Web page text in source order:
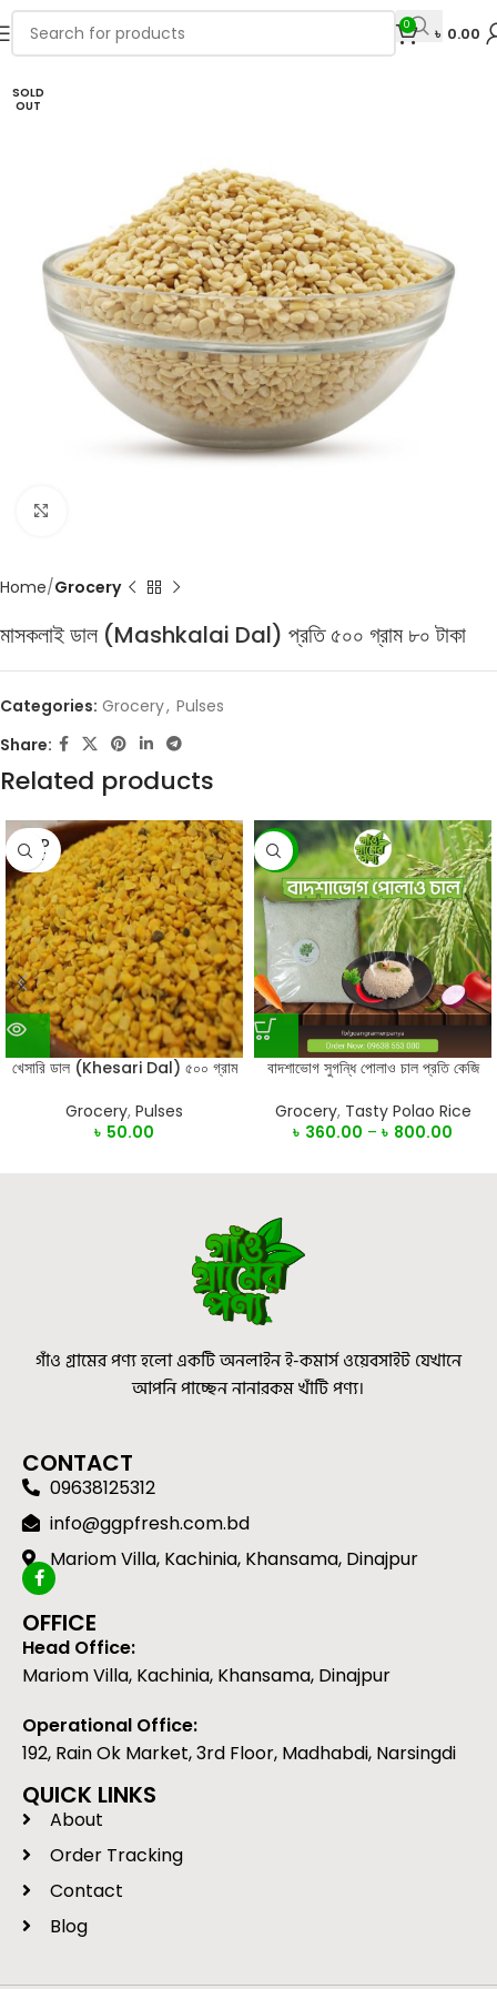
0 ৳ 0.00
SOLD
OUT
Home Grocery
মাসকলাই ডাল (Mashkalai Dal) প্রতি ৫০০ গ্রাম ৮০ টাকা
Categories: Grocery, Pulses
Share:
Related products
SOLD
OUT
খেসারি ডাল (Khesari Dal) ৫০০ গ্রাম
Grocery, Pulses
৳ 50.00
-16%
বাদশাভোগ সুগন্ধি পোলাও চাল প্রতি কেজি
Grocery, Tasty Polao Rice
৳ 360.00 – ৳ 800.00
গাঁও গ্রামের পণ্য হলো একটি অনলাইন ই-কমার্স ওয়েবসাইট যেখানে
আপনি পাচ্ছেন নানারকম খাঁটি পণ্য।
CONTACT
09638125312
info@ggpfresh.com.bd
Mariom Villa, Kachinia, Khansama, Dinajpur
OFFICE
Head Office:
Mariom Villa, Kachinia, Khansama, Dinajpur
Operational Office:
192, Rain Ok Market, 3rd Floor, Madhabdi, Narsingdi
QUICK LINKS
About
Order Tracking
Contact
Blog